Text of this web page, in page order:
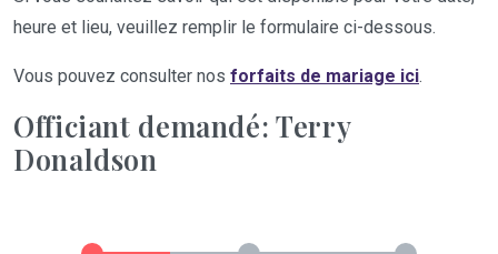
heure et lieu, veuillez remplir le formulaire ci-dessous.
Vous pouvez consulter nos forfaits de mariage ici.
Officiant demandé: Terry
Donaldson